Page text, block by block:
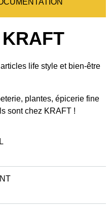
life style et bien-être
plantes, épicerie fine
sont chez KRAFT !